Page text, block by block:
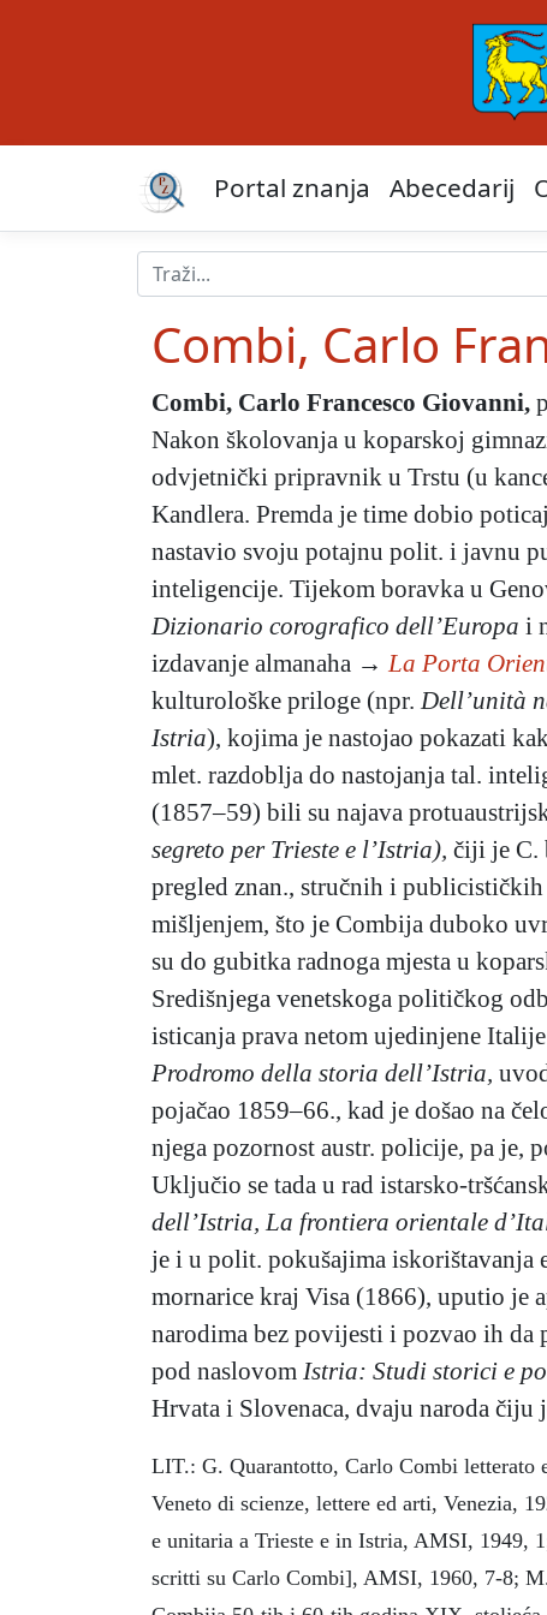
Portal znanja Abecedarij
Combi, Carlo
Combi, Carlo Francesco Giovanni,
Nakon školovanja u koparskoj
odvjetnički pripravnik u Trstu (u
Kandlera. Premda je time dobio
nastavio svoju potajnu polit. i javnu
inteligencije. Tijekom boravka u
Dizionario corografico dell’Europa i
izdavanje almanaha → La Porta
kulturološke priloge (npr. Dell’unità
Istria), kojima je nastojao pokazati
mlet. razdoblja do nastojanja tal.
(1857–59) bili su najava
segreto per Trieste e l’Istria), čiji je C.
pregled znan., stručnih i
mišljenjem, što je Combija duboko
su do gubitka radnoga mjesta u
Središnjega venetskoga političkog
isticanja prava netom ujedinjene
Prodromo della storia dell’Istria,
pojačao 1859–66., kad je došao na
njega pozornost austr. policije, pa je,
Uključio se tada u rad istarsko-
dell’Istria, La frontiera orientale
je i u polit. pokušajima iskorištavanja
mornarice kraj Visa (1866), uputio je
narodima bez povijesti i pozvao ih da
pod naslovom Istria: Studi storici e
Hrvata i Slovenaca, dvaju naroda čiju
LIT.: G. Quarantotto, Carlo Combi
Veneto di scienze, lettere ed arti, Venezia,
e unitaria a Trieste e in Istria, AMSI, 1949,
scritti su Carlo Combi], AMSI, 1960, 7-8;